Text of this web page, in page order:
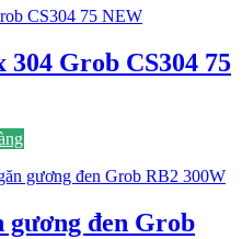
Grob CS304 75
gương đen Grob